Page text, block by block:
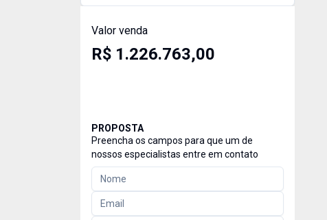
Valor venda
R$ 1.226.763,00
PROPOSTA
Preencha os campos para que um de
nossos especialistas entre em contato